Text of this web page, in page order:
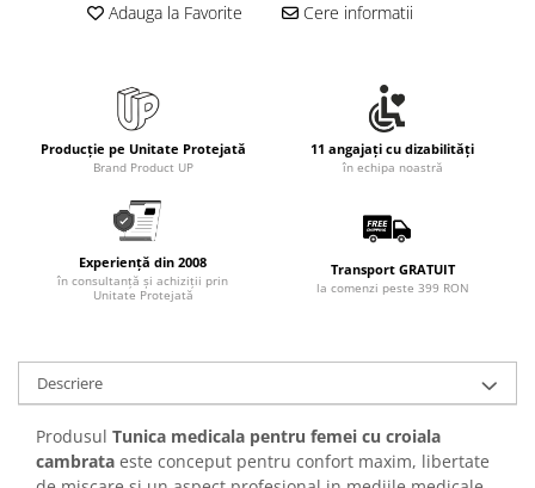
Articole pentru rufe, casa,
geamuri, mobila
Articole pentru birou, suprafete,
Intretinere si odorizante masina
Saci de gunoi
Accesorii pentru curatenie
Formulare tipizate
Caiete si blocnotesuri
Stampile, tusiere si tus
Adauga la Favorite Cere informatii
Producție pe Unitate Protejată
Brand Product UP
11 angajați cu dizabilități
în echipa noastră
Experiență din 2008
în consultanță și achiziții prin
Unitate Protejată
Transport GRATUIT
la comenzi peste 399 RON
Descriere
Produsul Tunica medicala pentru femei cu croiala
cambrata este conceput pentru confort maxim, libertate